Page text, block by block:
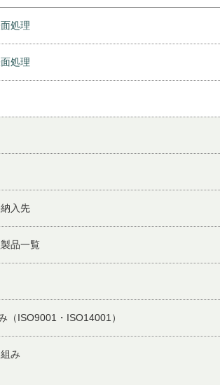
処理
処理
入先
品一覧
（ISO9001・ISO14001）
み